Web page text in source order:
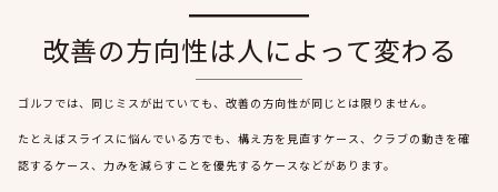
改善の方向性は人によって変わる
ゴルフでは、同じミスが出ていても、改善の方向性が同じとは限りません。
たとえばスライスに悩んでいる方でも、構え方を見直すケース、クラブの動きを確
認するケース、力みを減らすことを優先するケースなどがあります。